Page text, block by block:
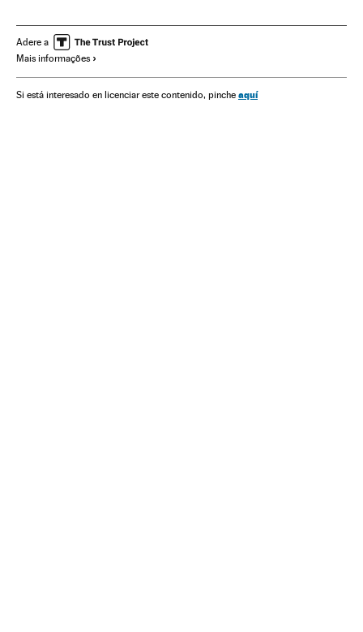
Agressões sexuais Abusos sexuais
Abusos sexuales EE.UU.
Movimento #Me Too
Adere a
Mais informações
Si está interesado en licenciar este contenido, pinche aquí